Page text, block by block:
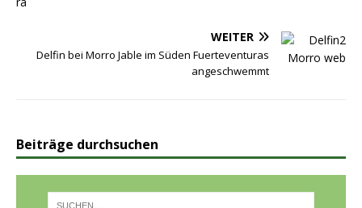
WEITER
Delfin bei Morro Jable im Süden Fuerteventuras
angeschwemmt
Beiträge durchsuchen